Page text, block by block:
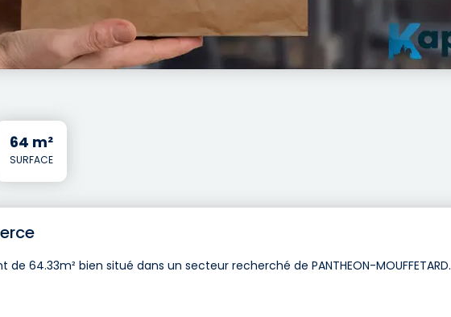
64 m²
SURFACE
64.33m² bien situé dans un secteur recherché de PANTHEON-MOUFFETARD.